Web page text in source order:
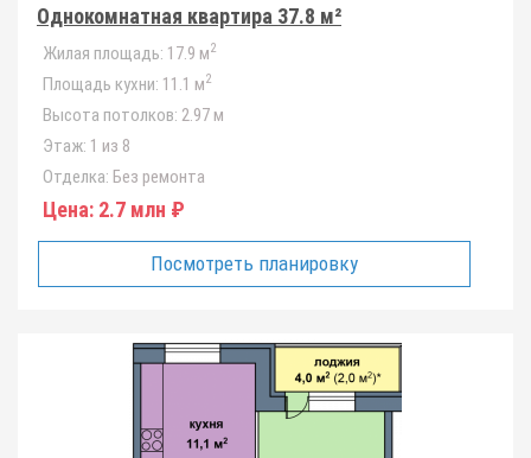
Однокомнатная квартира 37.8 м²
Жилая площадь: 17.9 м2
Площадь кухни: 11.1 м2
Высота потолков: 2.97 м
Этаж: 1 из 8
Отделка: Без ремонта
Цена: 2.7 млн ₽
Посмотреть планировку